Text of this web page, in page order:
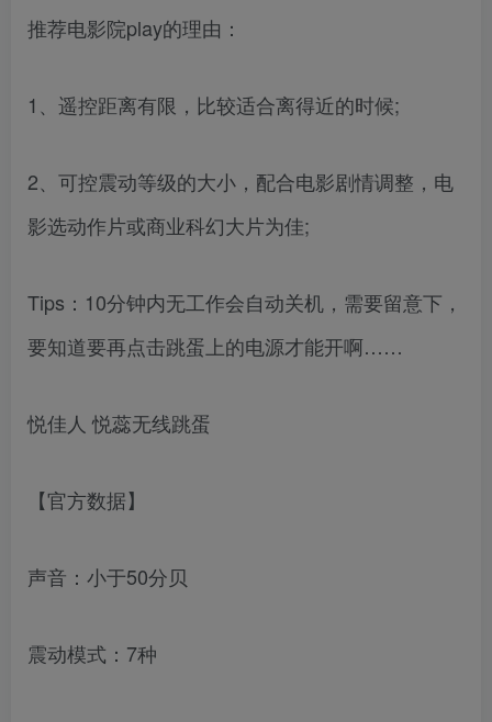
推荐电影院play的理由：
1、遥控距离有限，比较适合离得近的时候;
2、可控震动等级的大小，配合电影剧情调整，电
影选动作片或商业科幻大片为佳;
Tips：10分钟内无工作会自动关机，需要留意下，
要知道要再点击跳蛋上的电源才能开啊……
悦佳人 悦蕊无线跳蛋
【官方数据】
声音：小于50分贝
震动模式：7种